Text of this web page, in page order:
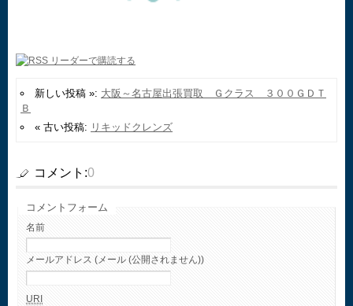
新しい投稿 »: 大阪～名古屋出張買取 Ｇクラス ３００ＧＤＴ
Ｂ
« 古い投稿: リキッドクレンズ
コメント:0
コメントフォーム
名前
メールアドレス (メール (公開されません))
URI